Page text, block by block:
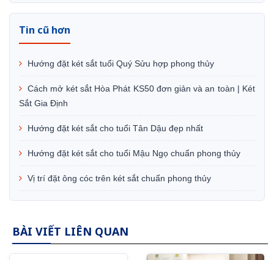
Tin cũ hơn
Hướng đặt két sắt tuổi Quý Sửu hợp phong thủy
Cách mở két sắt Hòa Phát KS50 đơn giản và an toàn | Két
Sắt Gia Định
Hướng đặt két sắt cho tuổi Tân Dậu đẹp nhất
Hướng đặt két sắt cho tuổi Mậu Ngọ chuẩn phong thủy
Vị trí đặt ông cóc trên két sắt chuẩn phong thủy
BÀI VIẾT LIÊN QUAN